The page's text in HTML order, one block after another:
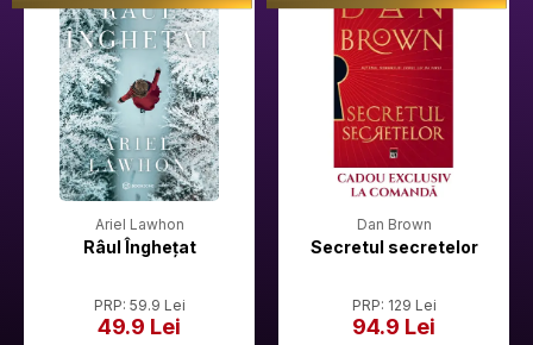
Ariel Lawhon
Râul Înghețat
PRP: 59.9 Lei
49.9 Lei
Dan Brown
Secretul secretelor
PRP: 129 Lei
94.9 Lei